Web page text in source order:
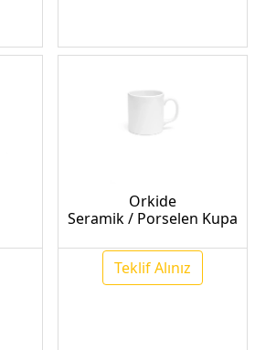
Orkide
Seramik / Porselen Kupa
Teklif Alınız